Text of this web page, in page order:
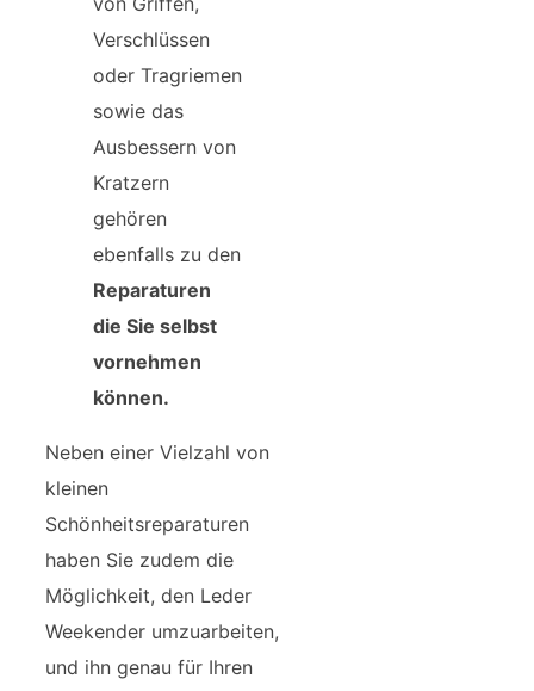
Verschlüssen
oder Tragriemen
sowie das
Ausbessern von
Kratzern
gehören
ebenfalls zu den
Reparaturen
die Sie selbst
vornehmen
können.
Neben einer Vielzahl von
kleinen
Schönheitsreparaturen
haben Sie zudem die
Möglichkeit, den Leder
Weekender umzuarbeiten,
und ihn genau für Ihren